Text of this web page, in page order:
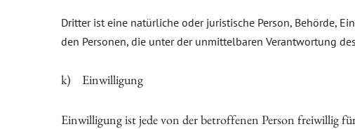
Dritter ist eine natürliche oder juristische Person, Behörde,
den Personen, die unter der unmittelbaren Verantwortung
k) Einwilligung
Einwilligung ist jede von der betroffenen Person freiwillig